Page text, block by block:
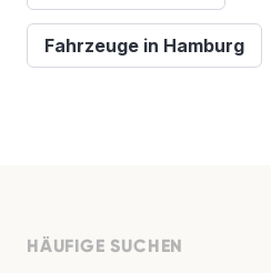
Fahrzeuge in Hamburg
HÄUFIGE SUCHEN